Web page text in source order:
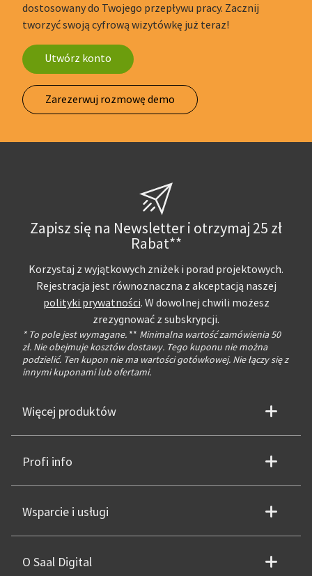
dostosowany do Twojego przepływu pracy. Zacznij
tworzyć swoją cyfrową wizytówkę już teraz!
Utwórz konto
Zarezerwuj rozmowę demo
Zapisz się na Newsletter i otrzymaj 25 zł
Rabat**
Korzystaj z wyjątkowych zniżek i porad projektowych.
Rejestracja jest równoznaczna z akceptacją naszej
polityki prywatności. W dowolnej chwili możesz
zrezygnować z subskrypcji.
* To pole jest wymagane. ** Minimalna wartość zamówienia 50
zł. Nie obejmuje kosztów dostawy. Tego kuponu nie można
podzielić. Ten kupon nie ma wartości gotówkowej. Nie łączy się z
innymi kuponami lub ofertami.
Więcej produktów
Profi info
Wsparcie i usługi
O Saal Digital